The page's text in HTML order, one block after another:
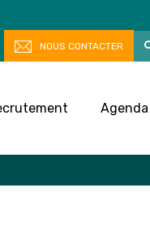
NOUS CONTACTER
Agenda